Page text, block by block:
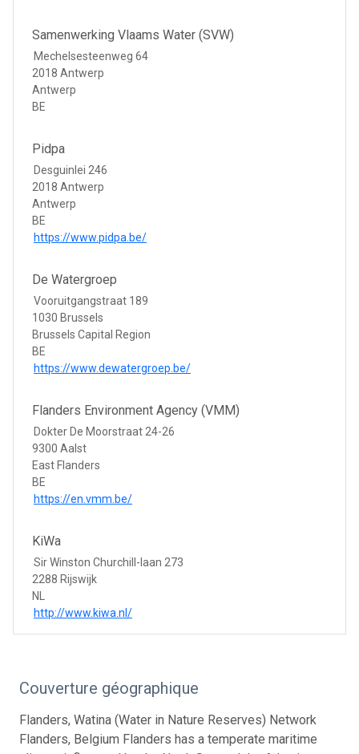
Samenwerking Vlaams Water (SVW)
Mechelsesteenweg 64
2018 Antwerp
Antwerp
BE
Pidpa
Desguinlei 246
2018 Antwerp
Antwerp
BE
https://www.pidpa.be/
De Watergroep
Vooruitgangstraat 189
1030 Brussels
Brussels Capital Region
BE
https://www.dewatergroep.be/
Flanders Environment Agency (VMM)
Dokter De Moorstraat 24-26
9300 Aalst
East Flanders
BE
https://en.vmm.be/
KiWa
Sir Winston Churchill-laan 273
2288 Rijswijk
NL
http://www.kiwa.nl/
Couverture géographique
Flanders, Watina (Water in Nature Reserves) Network
Flanders, Belgium Flanders has a temperate maritime